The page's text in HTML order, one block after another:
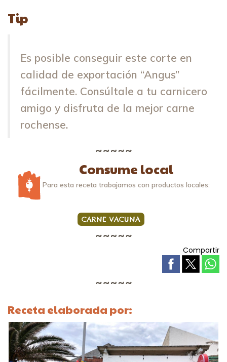
Tip
Es posible conseguir este corte en
calidad de exportación “Angus”
fácilmente. Consúltale a tu carnicero
amigo y disfruta de la mejor carne
rochense.
Consume local
Para esta receta trabajamos con productos locales:
CARNE VACUNA
Compartir
Receta elaborada por: